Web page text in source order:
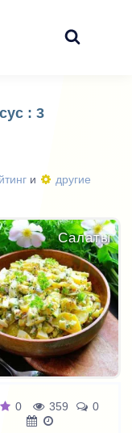
: 3
и
другие
Салаты
0 359 0